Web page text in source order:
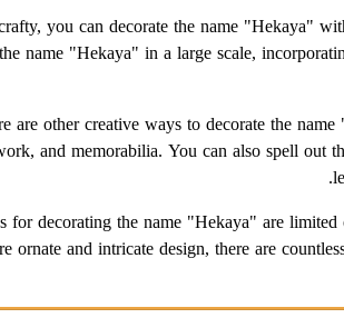
you can decorate the name "Hekaya"
name "Hekaya" in a large scale,
are other creative ways to decorate the
and memorabilia. You can also spell out
for decorating the name "Hekaya" are
ornate and intricate design, there are